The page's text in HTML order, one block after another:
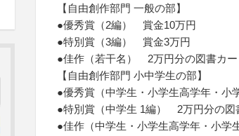
【自由創作部門 一般の部】
●優秀賞（2編） 賞金10万円
●特別賞（3編） 賞金3万円
●佳作（若干名） 2万円分の図書カー
【自由創作部門 小中学生の部】
●優秀賞（中学生・小学生高学年・
●特別賞（中学生 1編） 2万円分の図
●佳作（中学生・小学生高学年・小